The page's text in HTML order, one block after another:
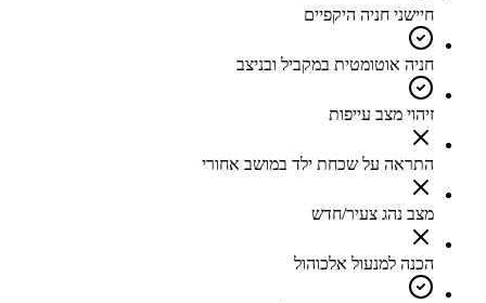
חיישני חניה היקפיים
חניה אוטומטית במקביל ובניצב
זיהוי מצב עייפות
התראה על שכחת ילד במושב אחורי
מצב נהג צעיר/חדש
הכנה למנעול אלכוהול